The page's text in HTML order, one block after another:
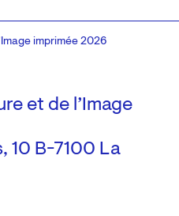
et de l’Image
10 B-7100 La
imprimée 2026